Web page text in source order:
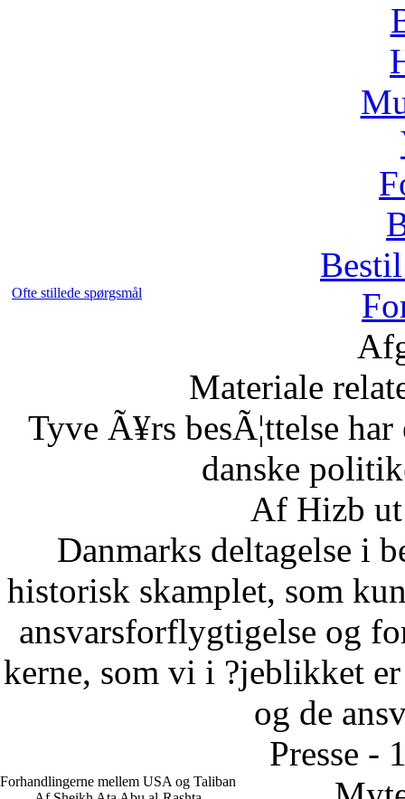
Ofte stillede spørgsmål
Materiale
Tyve Ã¥rs besÃ¦ttelse
danske
Af Hizb
Danmarks deltagelse i
historisk skamplet, som
ansvarsforflygtigelse og
kerne, som vi i ?jeblikket
og de
Presse -
Forhandlingerne mellem USA og Taliban